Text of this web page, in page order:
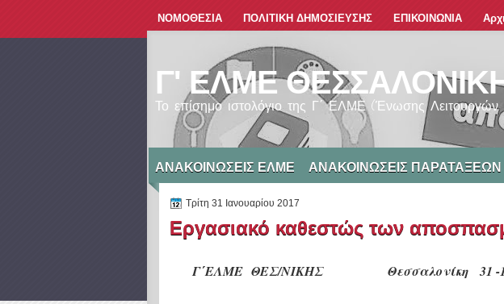
ΝΟΜΟΘΕΣΙΑ ΠΟΛΙΤΙΚΗ ΔΗΜΟΣΙΕΥΣΗΣ ΕΠΙΚΟΙΝΩΝΙΑ
Γ' ΕΛΜΕ
Το επίσημο ιστολόγιο της Γ΄ ΕΛΜΕ (Ένωσης
ΑΝΑΚΟΙΝΩΣΕΙΣ ΕΛΜΕ ΑΝΑΚΟΙΝΩΣΕΙΣ ΠΑΡΑΤΑΞΕΩΝ
Τρίτη 31 Ιανουαρίου 2017
Εργασιακό καθεστώς των
Γ΄ΕΛΜΕ ΘΕΣ/ΝΙΚΗΣ Θεσσαλονίκη 31 -